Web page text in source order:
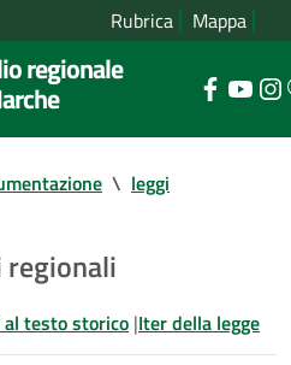
Rubrica Mappa
regionale
\ leggi
regionali
al testo storico |Iter della legge